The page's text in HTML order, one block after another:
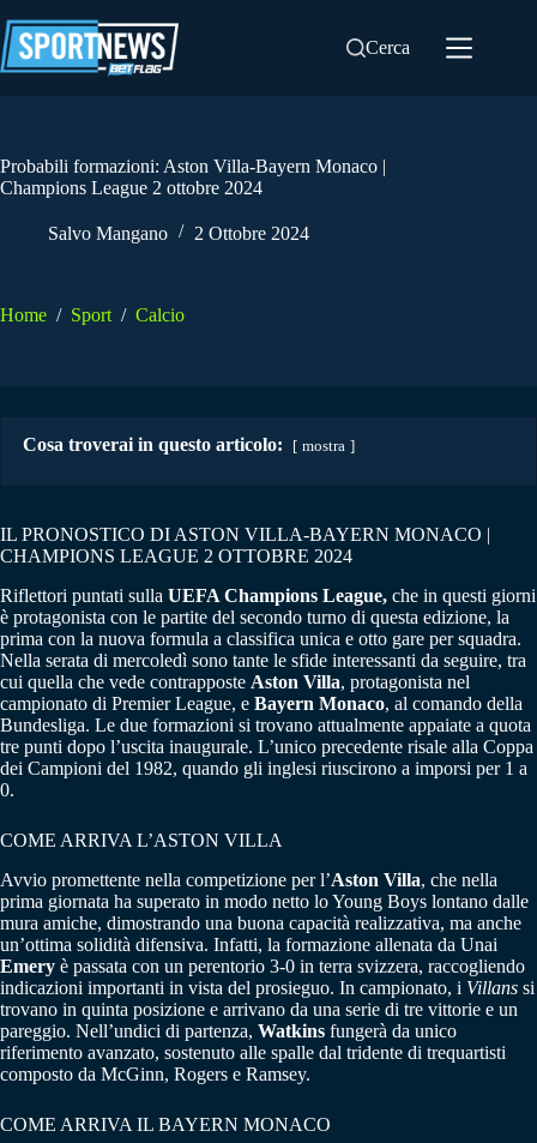
al
contenuto
Cerca
Probabili formazioni: Aston Villa-Bayern Monaco |
Champions League 2 ottobre 2024
Salvo Mangano 2 Ottobre 2024
Home / Sport / Calcio
Cosa troverai in questo articolo: mostra
IL PRONOSTICO DI ASTON VILLA-BAYERN MONACO |
CHAMPIONS LEAGUE 2 OTTOBRE 2024
Riflettori puntati sulla UEFA Champions League, che in questi giorni
è protagonista con le partite del secondo turno di questa edizione, la
prima con la nuova formula a classifica unica e otto gare per squadra.
Nella serata di mercoledì sono tante le sfide interessanti da seguire, tra
cui quella che vede contrapposte Aston Villa, protagonista nel
campionato di Premier League, e Bayern Monaco, al comando della
Bundesliga. Le due formazioni si trovano attualmente appaiate a quota
tre punti dopo l’uscita inaugurale. L’unico precedente risale alla Coppa
dei Campioni del 1982, quando gli inglesi riuscirono a imporsi per 1 a
0.
COME ARRIVA L’ASTON VILLA
Avvio promettente nella competizione per l’Aston Villa, che nella
prima giornata ha superato in modo netto lo Young Boys lontano dalle
mura amiche, dimostrando una buona capacità realizzativa, ma anche
un’ottima solidità difensiva. Infatti, la formazione allenata da Unai
Emery è passata con un perentorio 3-0 in terra svizzera, raccogliendo
indicazioni importanti in vista del prosieguo. In campionato, i Villans si
trovano in quinta posizione e arrivano da una serie di tre vittorie e un
pareggio. Nell’undici di partenza, Watkins fungerà da unico
riferimento avanzato, sostenuto alle spalle dal tridente di trequartisti
composto da McGinn, Rogers e Ramsey.
COME ARRIVA IL BAYERN MONACO